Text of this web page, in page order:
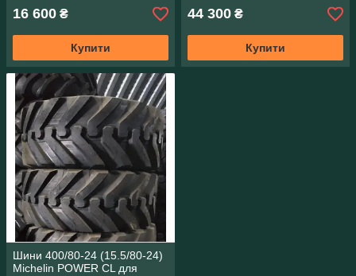
16 600 ₴
Купити
44 300 ₴
Купити
Шини 400/80-24 (15.5/80-24)
Michelin POWER CL для